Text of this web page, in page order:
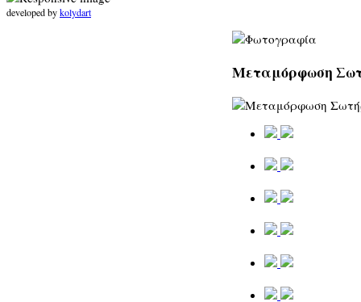
developed bykolydart
Μεταμόρφωση